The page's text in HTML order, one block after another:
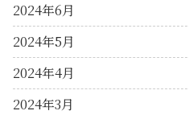
2024年6月
2024年5月
2024年4月
2024年3月